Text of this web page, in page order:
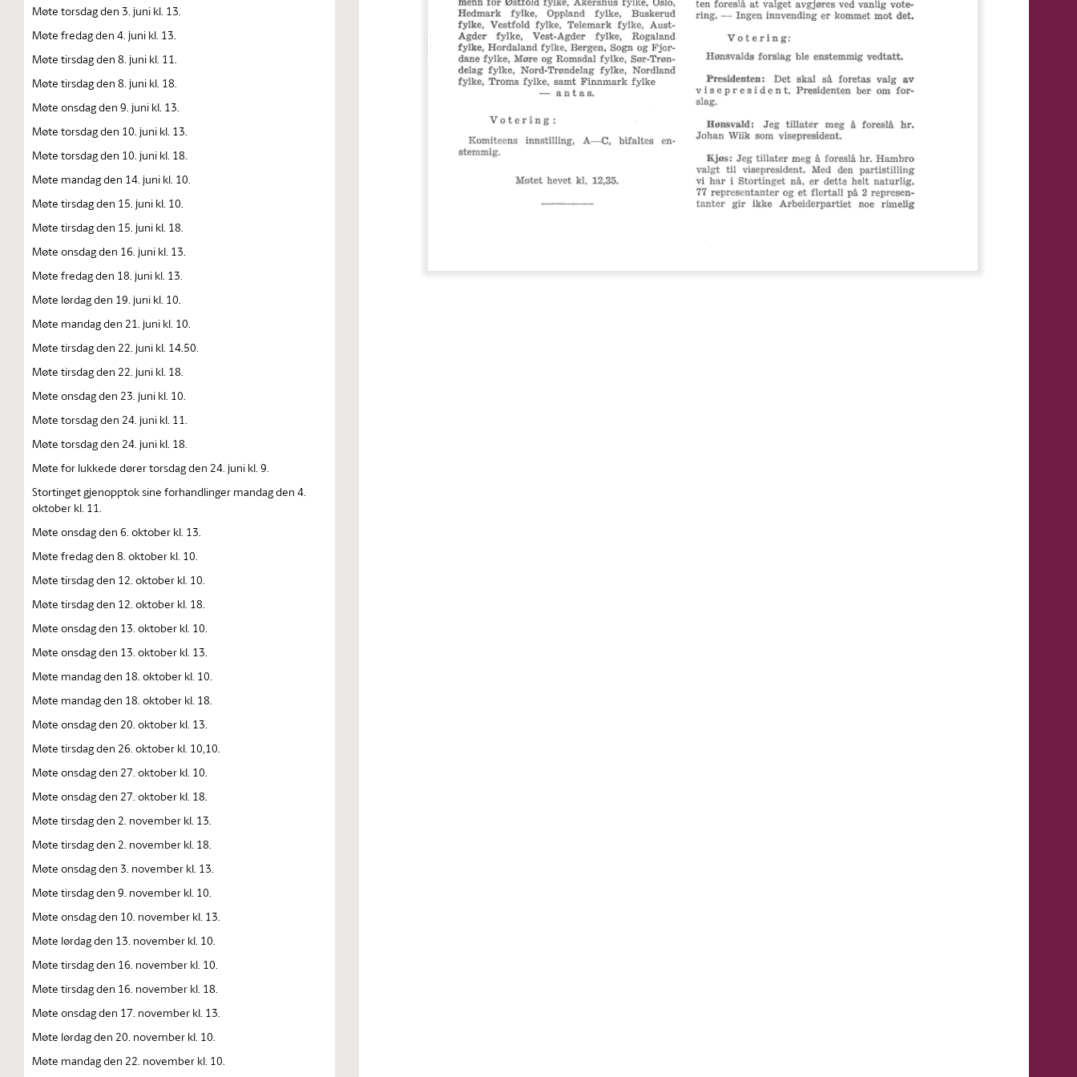
Møte torsdag den 3. juni kl. 13.
Møte fredag den 4. juni kl. 13.
Møte tirsdag den 8. juni kl. 11.
Møte tirsdag den 8. juni kl. 18.
Møte onsdag den 9. juni kl. 13.
Møte torsdag den 10. juni kl. 13.
Møte torsdag den 10. juni kl. 18.
Møte mandag den 14. juni kl. 10.
Møte tirsdag den 15. juni kl. 10.
Møte tirsdag den 15. juni kl. 18.
Møte onsdag den 16. juni kl. 13.
Møte fredag den 18. juni kl. 13.
Møte lørdag den 19. juni kl. 10.
Møte mandag den 21. juni kl. 10.
Møte tirsdag den 22. juni kl. 14.50.
Møte tirsdag den 22. juni kl. 18.
Møte onsdag den 23. juni kl. 10.
Møte torsdag den 24. juni kl. 11.
Møte torsdag den 24. juni kl. 18.
Møte for lukkede dører torsdag den 24. juni kl. 9.
Stortinget gjenopptok sine forhandlinger mandag den 4.
oktober kl. 11.
Møte onsdag den 6. oktober kl. 13.
Møte fredag den 8. oktober kl. 10.
Møte tirsdag den 12. oktober kl. 10.
Møte tirsdag den 12. oktober kl. 18.
Møte onsdag den 13. oktober kl. 10.
Møte onsdag den 13. oktober kl. 13.
Møte mandag den 18. oktober kl. 10.
Møte mandag den 18. oktober kl. 18.
Møte onsdag den 20. oktober kl. 13.
Møte tirsdag den 26. oktober kl. 10,10.
Møte onsdag den 27. oktober kl. 10.
Møte onsdag den 27. oktober kl. 18.
Møte tirsdag den 2. november kl. 13.
Møte tirsdag den 2. november kl. 18.
Møte onsdag den 3. november kl. 13.
Møte tirsdag den 9. november kl. 10.
Møte onsdag den 10. november kl. 13.
Møte lørdag den 13. november kl. 10.
Møte tirsdag den 16. november kl. 10.
Møte tirsdag den 16. november kl. 18.
Møte onsdag den 17. november kl. 13.
Møte lørdag den 20. november kl. 10.
Møte mandag den 22. november kl. 10.